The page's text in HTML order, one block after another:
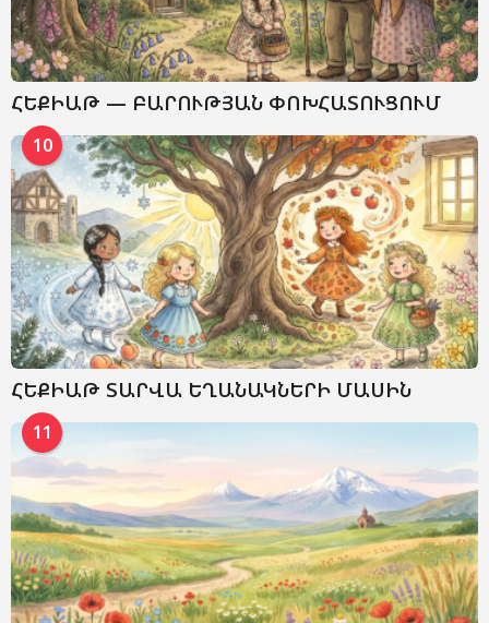
ՀԵՔԻԱԹ — ԲԱՐՈՒԹՅԱՆ ՓՈԽՀԱՏՈՒՑՈՒՄ
10
ՀԵՔԻԱԹ ՏԱՐՎԱ ԵՂԱՆԱԿՆԵՐԻ ՄԱՍԻՆ
11